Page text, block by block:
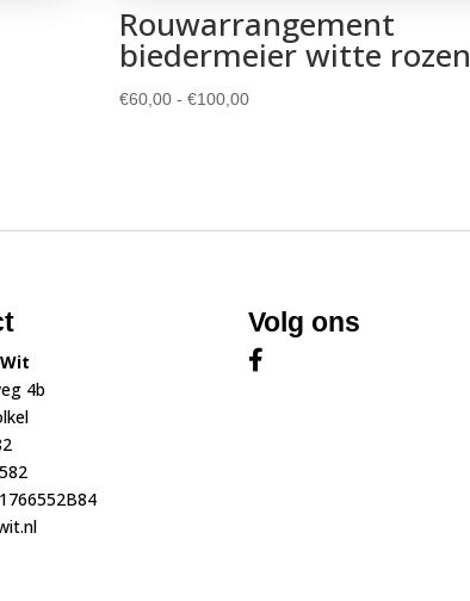
Rouwarrangement
biedermeier witte rozen
€60,00 - €100,00Prijsklasse:
4b
Volg ons